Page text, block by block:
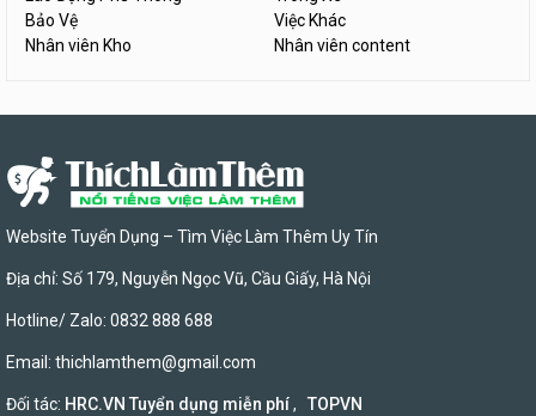
Bảo Vệ
Việc Khác
Nhân viên Kho
Nhân viên content
Website Tuyển Dụng – Tìm Việc Làm Thêm Uy Tín
Địa chỉ: Số 179, Nguyễn Ngọc Vũ, Cầu Giấy, Hà Nội
Hotline/ Zalo: 0832 888 688
Email: thichlamthem@gmail.com
Đối tác: HRC.VN Tuyển dụng miễn phí, TOPVN